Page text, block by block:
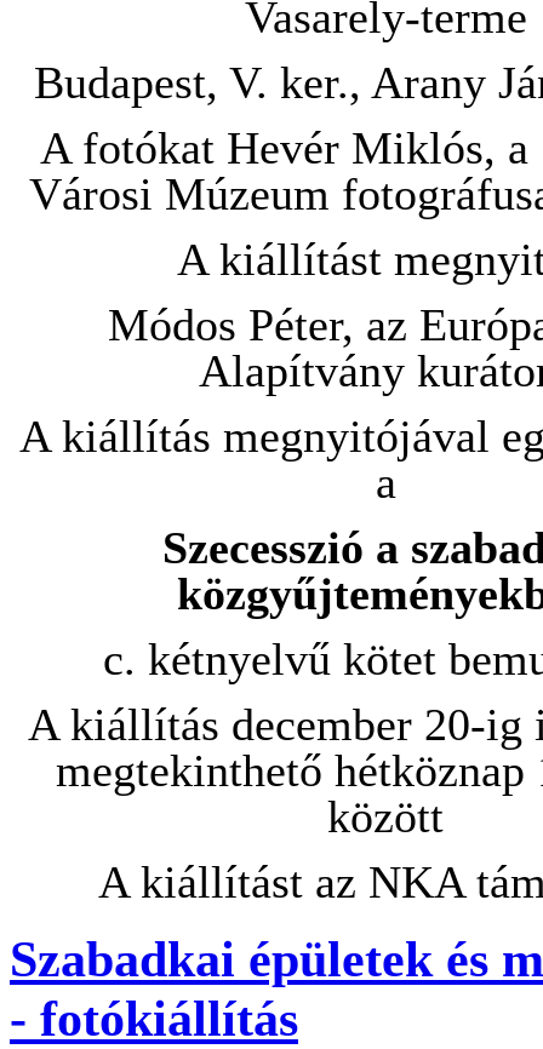
Vasarely-terme
Budapest, V. ker., Arany
A fotókat Hevér Miklós, a
Városi Múzeum
A kiállítást
Módos Péter, az
Alapítvány
A kiállítás megnyitójával
a
Szecesszió a
c. kétnyelvű kötet
A kiállítás december 20-ig
megtekinthető hétköznap
között
A kiállítást az NKA
Szabadkai épületek és
- fotókiállítás